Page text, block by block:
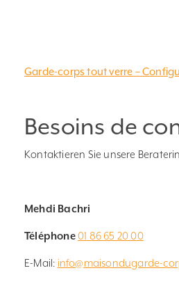
Garde-corps tout verre –
Besoins de
Kontaktieren Sie unsere Beraterin
Mehdi Bachri
Téléphone01 86 65 20 00
E-Mail: info@maisondugarde-